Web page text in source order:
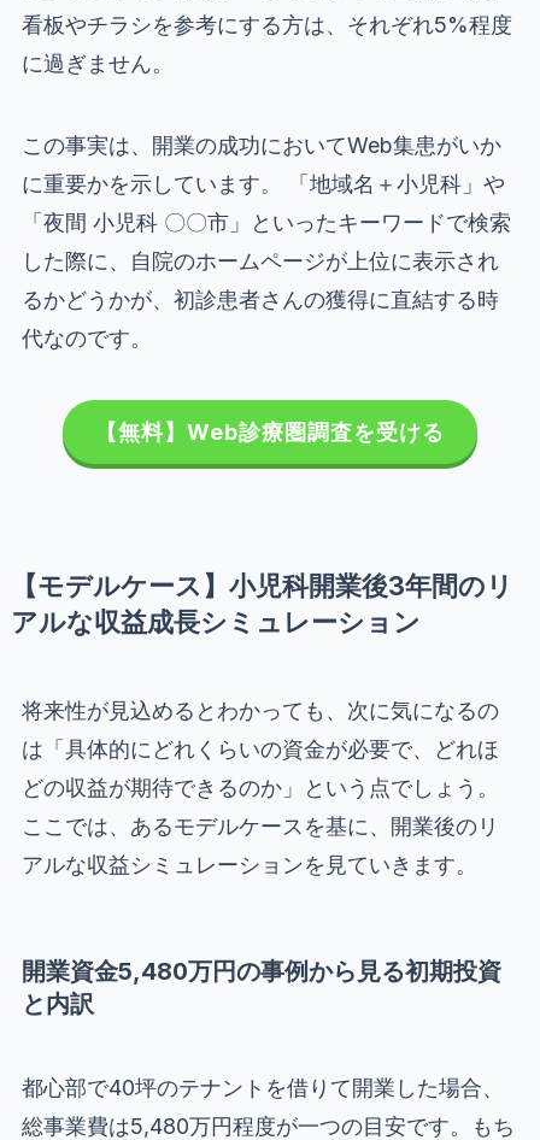
看板やチラシを参考にする方は、それぞれ5%程度
に過ぎません。
この事実は、開業の成功においてWeb集患がいか
に重要かを示しています。 「地域名＋小児科」や
「夜間 小児科 〇〇市」といったキーワードで検索
した際に、自院のホームページが上位に表示され
るかどうかが、初診患者さんの獲得に直結する時
代なのです。
【無料】Web診療圏調査を受ける
【モデルケース】小児科開業後3年間のリ
アルな収益成長シミュレーション
将来性が見込めるとわかっても、次に気になるの
は「具体的にどれくらいの資金が必要で、どれほ
どの収益が期待できるのか」という点でしょう。
ここでは、あるモデルケースを基に、開業後のリ
アルな収益シミュレーションを見ていきます。
開業資金5,480万円の事例から見る初期投資
と内訳
都心部で40坪のテナントを借りて開業した場合、
総事業費は5,480万円程度が一つの目安です。もち